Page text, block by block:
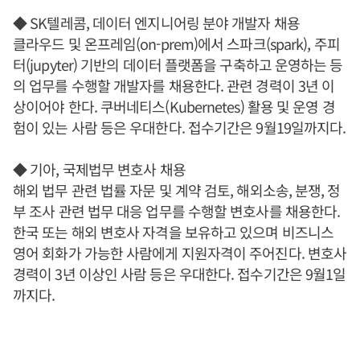
◆ SK텔레콤, 데이터 엔지니어링 분야 개발자 채용
클라우드 및 온프레임(on-prem)에서 스파크(spark), 주피
터(jupyter) 기반의 데이터 플랫폼을 구축하고 운영하는 등
의 업무를 수행할 개발자를 채용한다. 관련 경력이 3년 이
상이어야 한다. 쿠버네티스(Kubernetes) 활용 및 운영 경
험이 있는 사람 등은 우대한다. 접수기간은 9월19일까지다.
◆ 기아, 국제법무 변호사 채용
해외 법무 관련 법률 자문 및 계약 검토, 해외소송, 분쟁, 정
부 조사 관련 법무 대응 업무를 수행할 변호사를 채용한다.
한국 또는 해외 변호사 자격을 보유하고 있으며 비즈니스
영어 회화가 가능한 사람에게 지원자격이 주어진다. 변호사
경력이 3년 이상인 사람 등은 우대한다. 접수기간은 9월1일
까지다.